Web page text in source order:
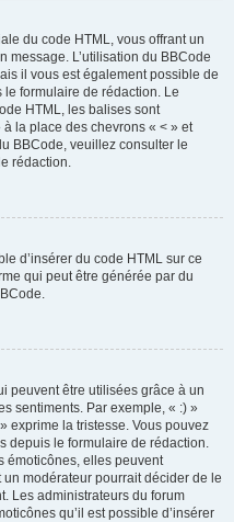
du code HTML, vous offrant un
message. L’utilisation du BBCode
il vous est également possible de
le formulaire de rédaction. Le
HTML, les balises sont
la place des chevrons « < » et
BBCode, veuillez consulter le
rédaction.
d’insérer du code HTML sur ce
qui peut être générée par du
peuvent être utilisées grâce à un
sentiments. Par exemple, « :) »
exprime la tristesse. Vous pouvez
depuis le formulaire de rédaction.
émoticônes, elles peuvent
modérateur pourrait décider de le
Les administrateurs du forum
qu’il est possible d’insérer